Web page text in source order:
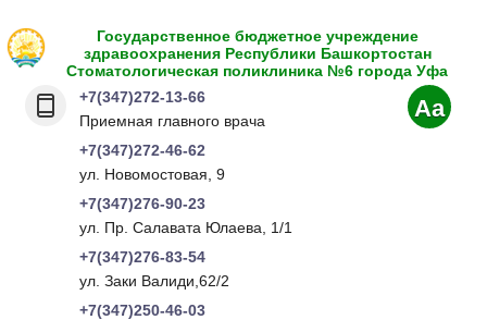
Государственное бюджетное учреждение
здравоохранения Республики Башкортостан
Стоматологическая поликлиника №6 города Уфа
+7(347)272-13-66
Приемная главного врача
+7(347)272-46-62
ул. Новомостовая, 9
+7(347)276-90-23
ул. Пр. Салавата Юлаева, 1/1
+7(347)276-83-54
ул. Заки Валиди,62/2
+7(347)250-46-03
Aa